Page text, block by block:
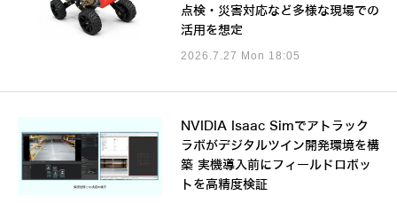
点検・災害対応など多様な現場での
活用を想定
2026.7.27 Mon 18:05
NVIDIA Isaac Simでアトラック
ラボがデジタルツイン開発環境を構
築 実機導入前にフィールドロボッ
トを高精度検証